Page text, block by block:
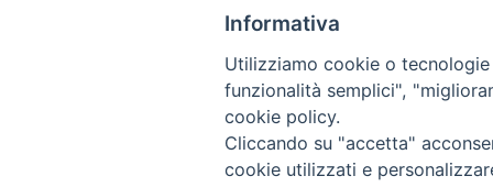
Informativa
Utilizziamo cookie o
funzionalità semplici",
cookie policy.
Cliccando su "accetta"
cookie utilizzati e